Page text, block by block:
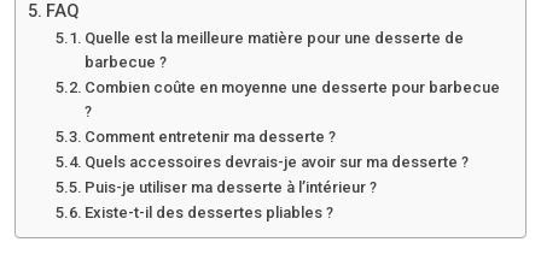
FAQ
Quelle est la meilleure matière pour une desserte de
barbecue ?
Combien coûte en moyenne une desserte pour barbecue
?
Comment entretenir ma desserte ?
Quels accessoires devrais-je avoir sur ma desserte ?
Puis-je utiliser ma desserte à l’intérieur ?
Existe-t-il des dessertes pliables ?